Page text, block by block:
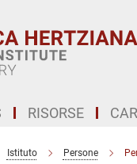
RISORSE
Istituto Persone